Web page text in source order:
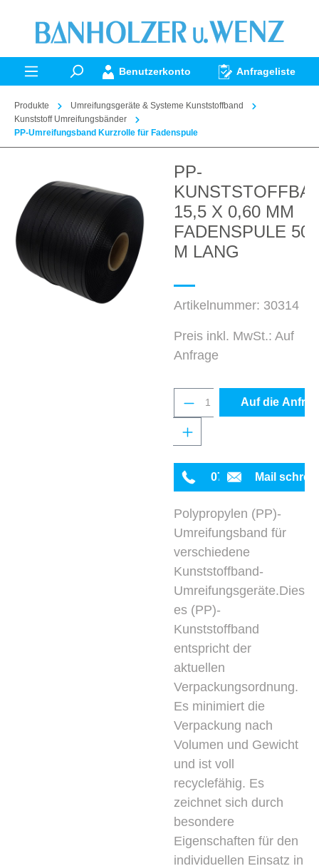
springen
Benutzerkonto Anfrageliste
Produkte
Umreifungsgeräte & Systeme Kunststoffband
Kunststoff Umreifungsbänder
PP-Umreifungsband Kurzrolle für Fadenspule
PP-
15,5 X 0,60 MM
FADENSPULE 500
M LANG
Artikelnummer: 30314
Preis inkl. MwSt.: Auf
Anfrage
Produkt Anzahl:
Auf die
0711 342934-0
Mail
Polypropylen (PP)-
Umreifungsband für
verschiedene
Kunststoffband-
Umreifungsgeräte.Dies
es (PP)-
Kunststoffband
entspricht der
aktuellen
Verpackungsordnung.
Es minimiert die
Verpackung nach
Volumen und Gewicht
und ist voll
recyclefähig. Es
zeichnet sich durch
besondere
Eigenschaften für den
individuellen Einsatz in